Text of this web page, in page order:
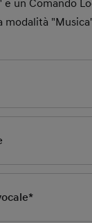
è un Comando
modalità
contatti salvati nel
contatti è molto
più efficiente,
cercare località